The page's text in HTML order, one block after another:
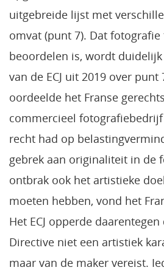
uitgebreide lijst met
omvat (punt 7). Dat
beoordelen is, wordt
van de ECJ uit 2019 over punt
oordeelde het Franse
commercieel fotografiebedrijf
recht had op
gebrek aan originaliteit in de
ontbrak ook het artistieke
moeten hebben, vond het
Het ECJ opperde daarentegen
Directive niet een artistiek
maar van de maker vereist.